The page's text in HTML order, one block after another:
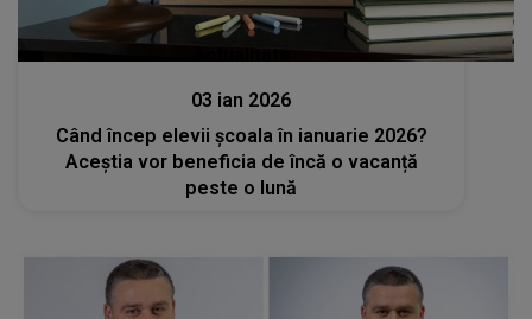
03 ian 2026
Când încep elevii școala în ianuarie 2026?
Aceștia vor beneficia de încă o vacanță
peste o lună